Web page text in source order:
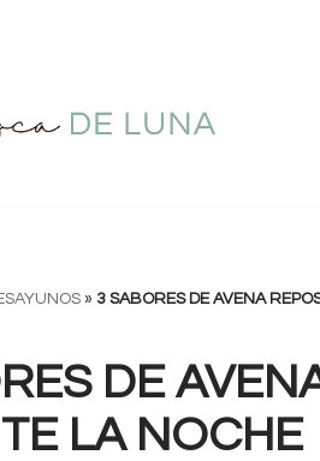
» 3 SABORES DE AVENA
DE
LA NOCHE